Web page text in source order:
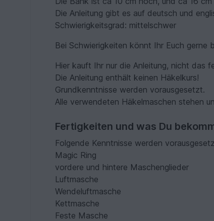
Die Anleitung gibt es auf deutsch und
Schwierigkeitsgrad: mittelschwer
Bei Schwierigkeiten könnt Ihr Euch gerne
Hier kauft Ihr nur die Anleitung, nicht das
Die Anleitung enthält keinen Häkelkurs!
Grundkenntnisse werden vorausgesetzt.
Alle verwendeten Häkelmaschen stehen
Fertigkeiten und was Du
Folgende Kenntnisse werden
Magic Ring
vordere und hintere Maschenglieder
Luftmasche
Wendeluftmasche
Kettmasche
Feste Masche